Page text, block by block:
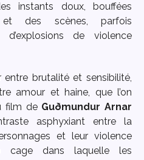
instants doux, bouffées
et des scènes, parfois
d’explosions de violence
entre brutalité et sensibilité,
amour et haine, que l’on
film de Guðmundur Arnar
asphyxiant entre la
et leur violence
cage dans laquelle les